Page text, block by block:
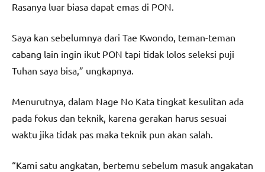
Rasanya luar biasa dapat emas di PON.
Saya kan sebelumnya dari Tae Kwondo, teman-teman
cabang lain ingin ikut PON tapi tidak lolos seleksi puji
Tuhan saya bisa,” ungkapnya.
Menurutnya, dalam Nage No Kata tingkat kesulitan ada
pada fokus dan teknik, karena gerakan harus sesuai
waktu jika tidak pas maka teknik pun akan salah.
“Kami satu angkatan, bertemu sebelum masuk angakatan